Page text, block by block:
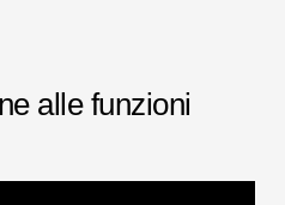
alle funzioni